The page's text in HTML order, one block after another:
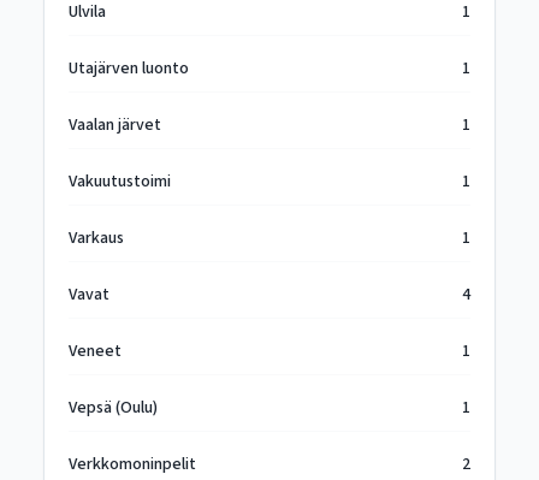
Ulvila 1
Utajärven luonto 1
Vaalan järvet 1
Vakuutustoimi 1
Varkaus 1
Vavat 4
Veneet 1
Vepsä (Oulu) 1
Verkkomoninpelit 2